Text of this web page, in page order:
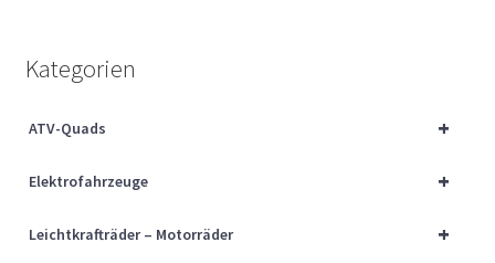
Über uns
Kategorien
+
ATV-Quads
+
Elektrofahrzeuge
+
Leichtkrafträder – Motorräder